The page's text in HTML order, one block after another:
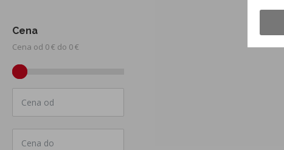
Cena
Cena od 0 € do 0 €
Cena od
Cena do